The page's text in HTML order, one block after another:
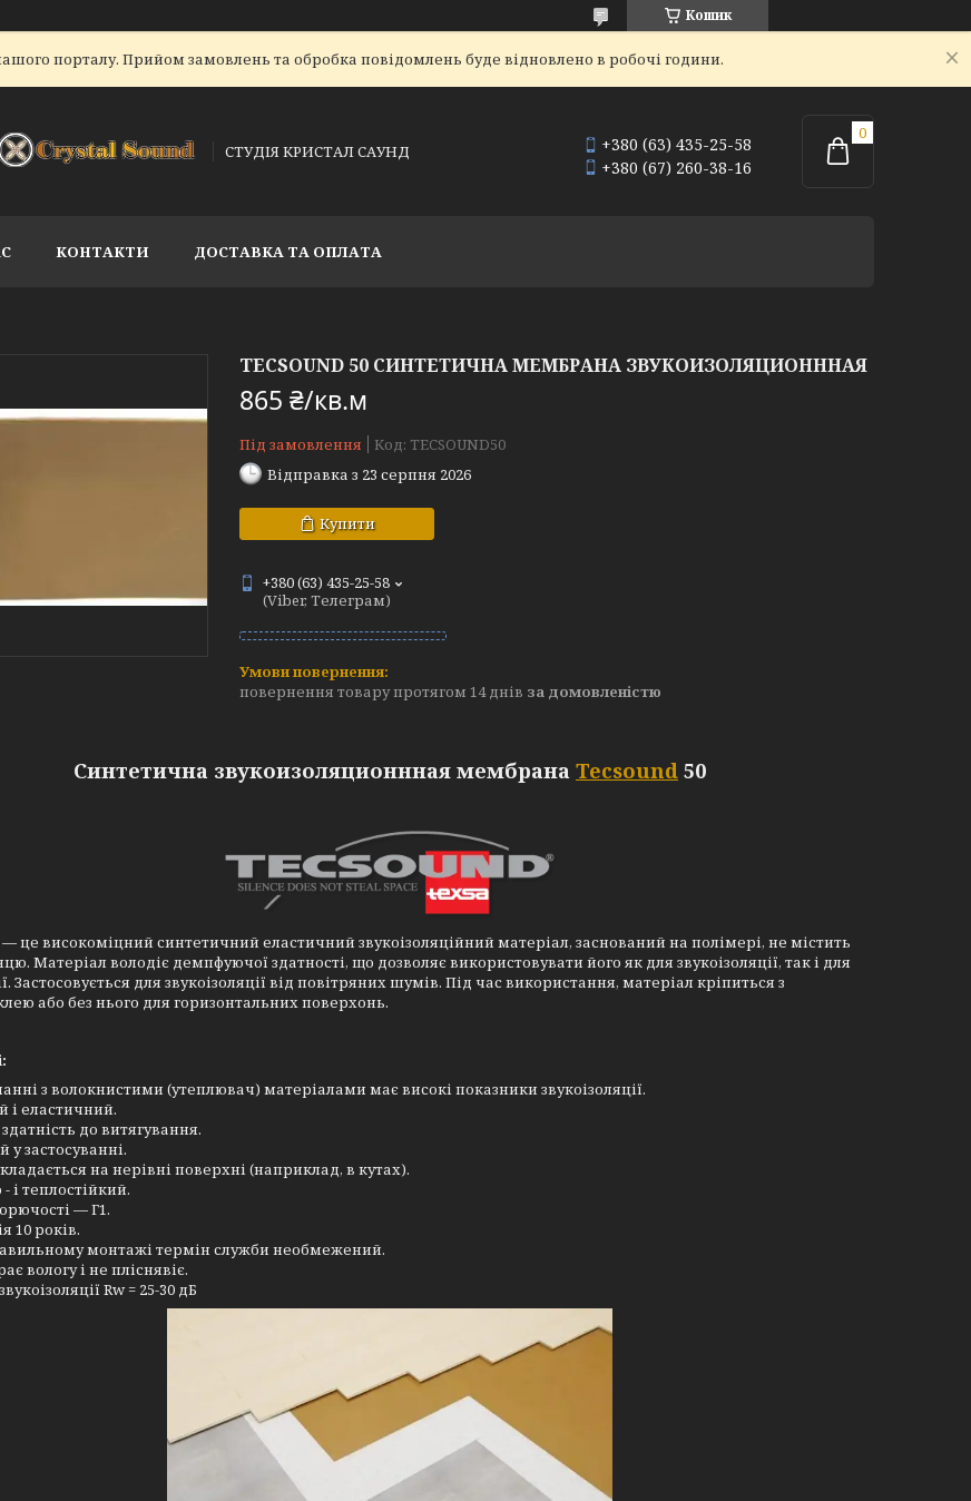
Кошик
порталу. Прийом замовлень та обробка повідомлень буде відновлено в робочі години.
СТУДІЯ КРИСТАЛ САУНД
+380 (63) 435-25-58
+380 (67) 260-38-16
КОНТАКТИ ДОСТАВКА ТА ОПЛАТА
TECSOUND 50 СИНТЕТИЧНА МЕМБРАНА ЗВУКОИЗОЛЯЦИОНННАЯ
865 ₴/кв.м
Під замовлення Код: TECSOUND50
Відправка з 23 серпня 2026
Купити
+380 (63) 435-25-58
(Viber, Телеграм)
повернення товару протягом 14 днів за домовленістю
Синтетична звукоизоляционнная мембрана Tecsound 50
— це високоміцний синтетичний еластичний звукоізоляційний матеріал, заснований на полімері, не містить
Матеріал володіє демпфуючої здатності, що дозволяє використовувати його як для звукоізоляції, так і для
Застосовується для звукоізоляції від повітряних шумів. Під час використання, матеріал кріпиться з
або без нього для горизонтальних поверхонь.
з волокнистими (утеплювач) матеріалами має високі показники звукоізоляції.
і еластичний.
до витягування.
у застосуванні.
на нерівні поверхні (наприклад, в кутах).
і теплостійкий.
— Г1.
10 років.
монтажі термін служби необмежений.
вологу і не пліснявіє.
Rw = 25-30 дБ